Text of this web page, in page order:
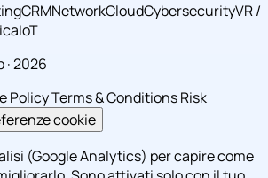
CRMNetworkCloudCybersecurityVR /
IoT
2026
PolicyTerms & ConditionsRisk
cookie
(Google Analytics) per capire come